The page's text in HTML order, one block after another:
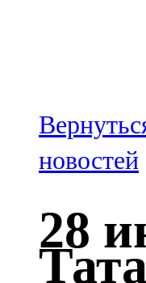
100,3 FM
Зәй
106,6 FM
Кадыбаш
105,2 FM
новостей
28